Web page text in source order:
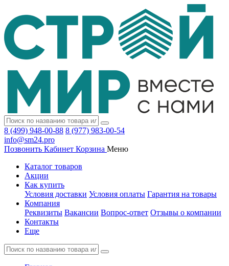
8 (499) 948-00-88 8 (977) 983-00-54
info@sm24.pro
Позвонить Кабинет Корзина Меню
Каталог товаров
Акции
Как купить
Условия доставки Условия оплаты Гарантия на товары
Компания
Реквизиты Вакансии Вопрос-ответ Отзывы о компании
Контакты
Еще